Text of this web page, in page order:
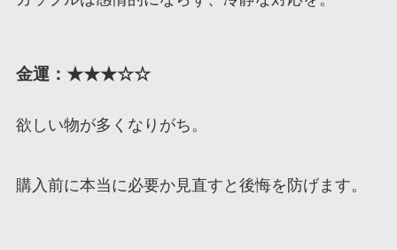
金運：★★★☆☆
欲しい物が多くなりがち。
購入前に本当に必要か見直すと後悔を防げます。